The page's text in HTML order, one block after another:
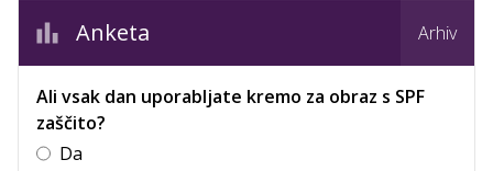
Anketa Arhiv
Ali vsak dan uporabljate kremo za obraz s SPF
zaščito?
Da